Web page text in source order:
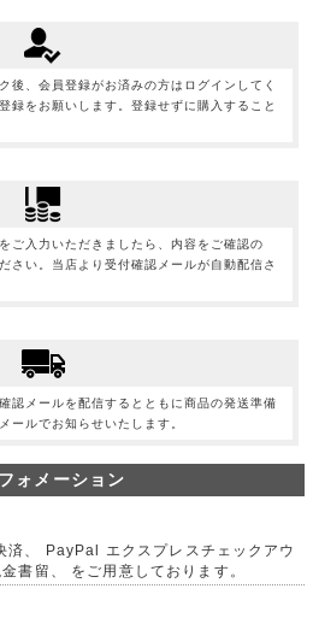
後、会員登録がお済みの方はログインしてく
録をお願いします。登録せずに購入すること
ご入力いただきましたら、内容をご確認の
さい。当店より受付確認メールが自動配信さ
認メールを配信するとともに商品の発送準備
ールでお知らせいたします。
ォメーション
済、 PayPal エクスプレスチェックアウ
書留、 をご用意しております。